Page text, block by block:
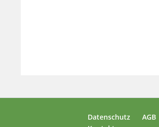
Datenschutz AGB